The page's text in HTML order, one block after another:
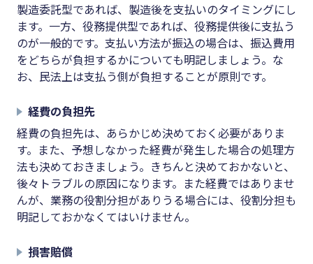
製造委託型であれば、製造後を支払いのタイミングにし
ます。一方、役務提供型であれば、役務提供後に支払う
のが一般的です。支払い方法が振込の場合は、振込費用
をどちらが負担するかについても明記しましょう。な
お、民法上は支払う側が負担することが原則です。
経費の負担先
経費の負担先は、あらかじめ決めておく必要がありま
す。また、予想しなかった経費が発生した場合の処理方
法も決めておきましょう。きちんと決めておかないと、
後々トラブルの原因になります。また経費ではありませ
んが、業務の役割分担がありうる場合には、役割分担も
明記しておかなくてはいけません。
損害賠償